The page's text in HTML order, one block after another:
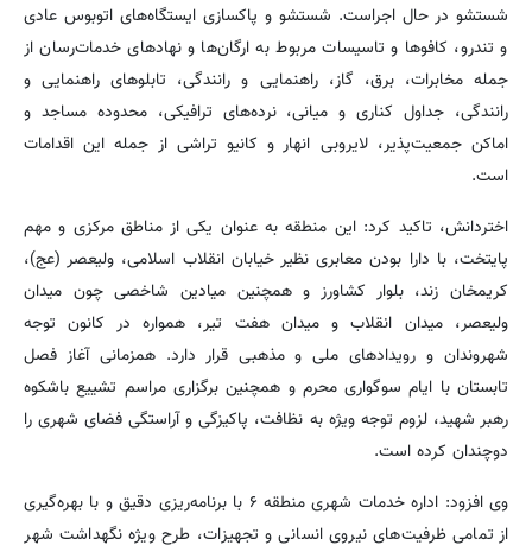
شستشو در حال اجراست. شستشو و پاکسازی ایستگاه‌های اتوبوس عادی
و تندرو، کافوها و تاسیسات مربوط به ارگان‌ها و نهادهای خدمات‌رسان از
جمله مخابرات، برق، گاز، راهنمایی و رانندگی، تابلوهای راهنمایی و
رانندگی، جداول کناری و میانی، نرده‌های ترافیکی، محدوده مساجد و
اماکن جمعیت‌پذیر، لایروبی انهار و کانیو تراشی از جمله این اقدامات
است.
اختردانش، تاکید کرد: این منطقه به عنوان یکی از مناطق مرکزی و مهم
پایتخت، با دارا بودن معابری نظیر خیابان انقلاب اسلامی، ولیعصر (عج)،
کریمخان زند، بلوار کشاورز و همچنین میادین شاخصی چون میدان
ولیعصر، میدان انقلاب و میدان هفت تیر، همواره در کانون توجه
شهروندان و رویدادهای ملی و مذهبی قرار دارد. همزمانی آغاز فصل
تابستان با ایام سوگواری محرم و همچنین برگزاری مراسم تشییع باشکوه
رهبر شهید، لزوم توجه ویژه به نظافت، پاکیزگی و آراستگی فضای شهری را
دوچندان کرده است.
وی افزود: اداره خدمات شهری منطقه ۶ با برنامه‌ریزی دقیق و با بهره‌گیری
از تمامی ظرفیت‌های نیروی انسانی و تجهیزات، طرح ویژه نگهداشت شهر